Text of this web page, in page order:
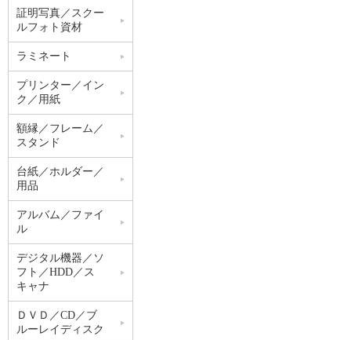
証明写真／スクー
ルフォト資材
ラミネート
プリンター／イン
ク／用紙
額縁／フレーム／
スタンド
台紙／ホルダー／
用品
アルバム／ファイ
ル
デジタル機器／ソ
フト／HDD／ス
キャナ
ＤＶＤ／CD／ブ
ルーレイディスク